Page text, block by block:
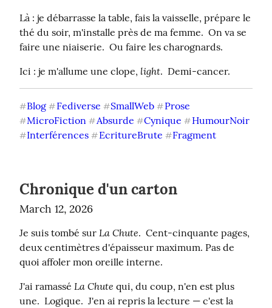
Là : je débarrasse la table, fais la vaisselle, prépare le
thé du soir, m'installe près de ma femme.  On va se
faire une niaiserie.  Ou faire les charognards.
Ici : je m'allume une clope, light.  Demi-cancer.
#Blog #Fediverse #SmallWeb #Prose
#MicroFiction #Absurde #Cynique #HumourNoir
#Interférences #EcritureBrute #Fragment
Chronique d'un carton
March 12, 2026
Je suis tombé sur La Chute.  Cent-cinquante pages,
deux centimètres d'épaisseur maximum. Pas de
quoi affoler mon oreille interne.
J'ai ramassé La Chute qui, du coup, n'en est plus
une.  Logique.  J'en ai repris la lecture — c'est la